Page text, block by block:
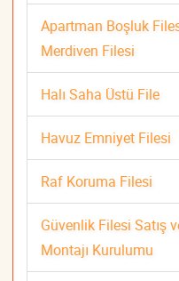
Apartman Boşluk
Merdiven Filesi
Halı Saha Üstü File
Havuz Emniyet Filesi
Raf Koruma Filesi
Güvenlik Filesi Satış
Montajı Kurulumu